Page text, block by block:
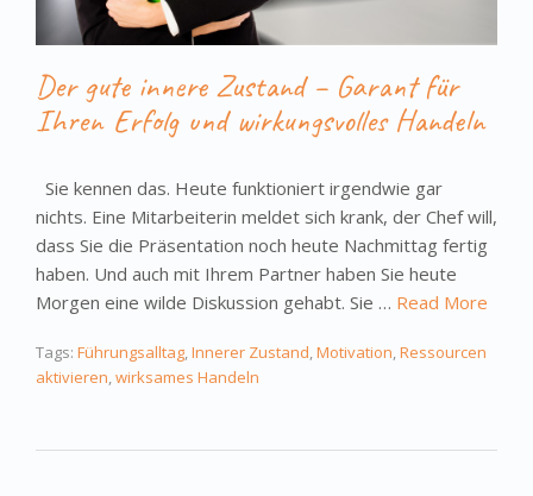
Der gute innere Zustand – Garant für
Ihren Erfolg und wirkungsvolles Handeln
Sie kennen das. Heute funktioniert irgendwie gar
nichts. Eine Mitarbeiterin meldet sich krank, der Chef will,
dass Sie die Präsentation noch heute Nachmittag fertig
haben. Und auch mit Ihrem Partner haben Sie heute
Morgen eine wilde Diskussion gehabt. Sie … Read More
Tags: Führungsalltag,Innerer Zustand,Motivation,Ressourcen
aktivieren,wirksames Handeln